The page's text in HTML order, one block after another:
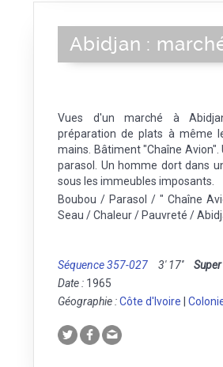
Abidjan :
Vues d'un marché à
préparation de plats à même
mains. Bâtiment "Chaîne
parasol. Un homme dort dans
sous les immeubles imposants.
Boubou / Parasol / " Chaîne
Seau / Chaleur / Pauvreté /
Séquence 357-027 3' 17''
Date : 1965
Géographie :Côte d'Ivoire